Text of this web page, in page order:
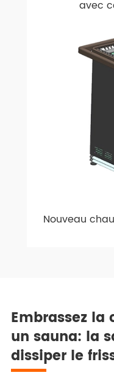
avec
Nouveau
Embrassez
un sauna: la
dissiper le